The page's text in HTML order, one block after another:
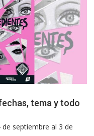
tema y todo
de septiembre al 3 de